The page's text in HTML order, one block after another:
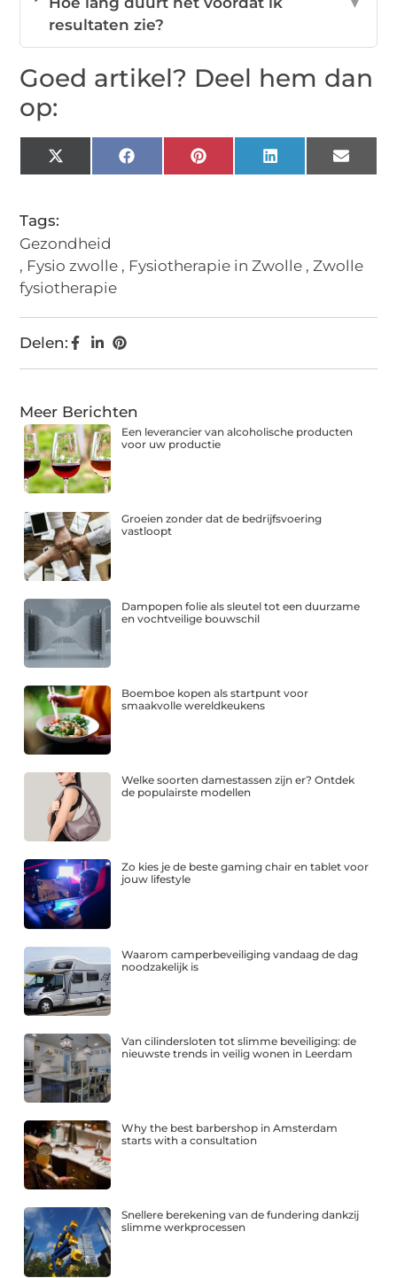
resultaten zie?
Goed artikel? Deel hem dan
op:
X
(Twitter)
FacebookPinterestLinkedIn Email
Tags:
Gezondheid
, Fysio zwolle , Fysiotherapie in Zwolle ,Zwolle
fysiotherapie
Delen:
Meer Berichten
Een leverancier van alcoholische producten
voor uw productie
Groeien zonder dat de bedrijfsvoering
vastloopt
Dampopen folie als sleutel tot een duurzame
en vochtveilige bouwschil
Boemboe kopen als startpunt voor
smaakvolle wereldkeukens
Welke soorten damestassen zijn er? Ontdek
de populairste modellen
Zo kies je de beste gaming chair en tablet voor
jouw lifestyle
Waarom camperbeveiliging vandaag de dag
noodzakelijk is
Van cilindersloten tot slimme beveiliging: de
nieuwste trends in veilig wonen in Leerdam
Why the best barbershop in Amsterdam
starts with a consultation
Snellere berekening van de fundering dankzij
slimme werkprocessen